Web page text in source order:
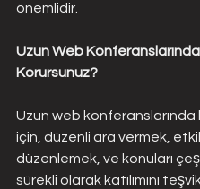
önemlidir.
Uzun Web Konferanslarında
Korursunuz?
Uzun web konferanslarında
için, düzenli ara vermek,
düzenlemek, ve konuları
sürekli olarak katılımını